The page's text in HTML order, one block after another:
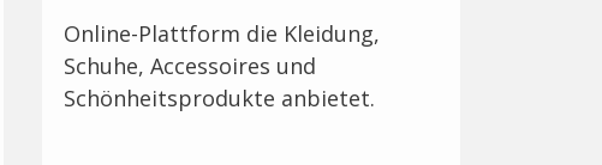
Online-Plattform die Kleidung,
Schuhe, Accessoires und
Schönheitsprodukte anbietet.